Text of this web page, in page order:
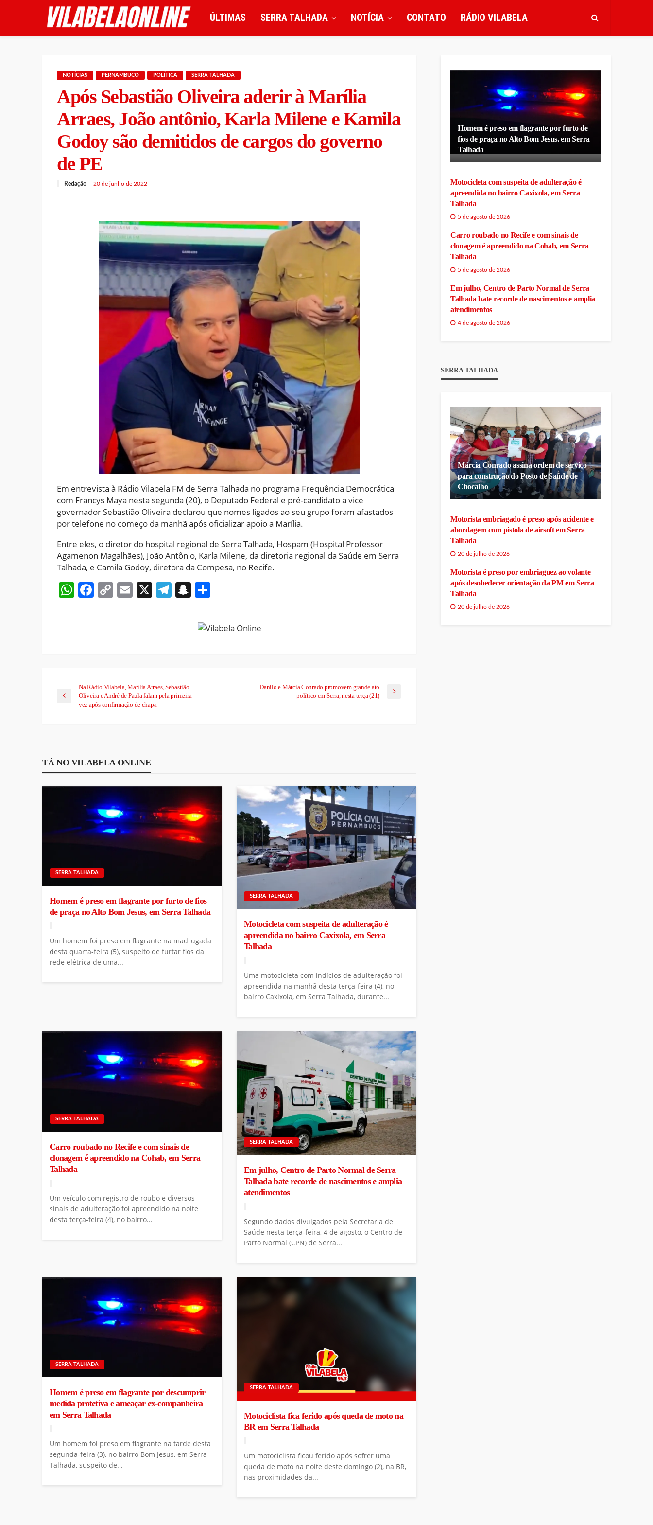
ÚLTIMAS SERRA TALHADA NOTÍCIA CONTATO RÁDIO VILABELA
NOTÍCIAS PERNAMBUCO POLÍTICA SERRA TALHADA
Após Sebastião Oliveira aderir à Marília
Arraes, João antônio, Karla Milene e Kamila
Godoy são demitidos de cargos do governo
de PE
Redação 20 de junho de 2022
Em entrevista à Rádio Vilabela FM de Serra Talhada no programa Frequência Democrática
com Francys Maya nesta segunda (20), o Deputado Federal e pré-candidato a vice
governador Sebastião Oliveira declarou que nomes ligados ao seu grupo foram afastados
por telefone no começo da manhã após oficializar apoio a Marília.
Entre eles, o diretor do hospital regional de Serra Talhada, Hospam (Hospital Professor
Agamenon Magalhães), João Antônio, Karla Milene, da diretoria regional da Saúde em Serra
Talhada, e Camila Godoy, diretora da Compesa, no Recife.
WhatsApp
Facebook
CopyEmail
X Telegram
Snapchat
Na Rádio Vilabela, Marília Arraes, Sebastião
Oliveira e André de Paula falam pela primeira
vez após confirmação de chapa
Danilo e Márcia Conrado promovem grande ato
político em Serra, nesta terça (21)
TÁ NO VILABELA ONLINE
SERRA TALHADA
Homem é preso em flagrante por furto de fios
de praça no Alto Bom Jesus, em Serra Talhada
Um homem foi preso em flagrante na madrugada
desta quarta-feira (5), suspeito de furtar fios da
rede elétrica de uma...
SERRA TALHADA
Motocicleta com suspeita de adulteração é
apreendida no bairro Caxixola, em Serra
Talhada
Uma motocicleta com indícios de adulteração foi
apreendida na manhã desta terça-feira (4), no
bairro Caxixola, em Serra Talhada, durante...
SERRA TALHADA
Carro roubado no Recife e com sinais de
clonagem é apreendido na Cohab, em Serra
Talhada
Um veículo com registro de roubo e diversos
sinais de adulteração foi apreendido na noite
desta terça-feira (4), no bairro...
SERRA TALHADA
Em julho, Centro de Parto Normal de Serra
Talhada bate recorde de nascimentos e amplia
atendimentos
Segundo dados divulgados pela Secretaria de
Saúde nesta terça-feira, 4 de agosto, o Centro de
Parto Normal (CPN) de Serra...
SERRA TALHADA
Homem é preso em flagrante por descumprir
medida protetiva e ameaçar ex-companheira
em Serra Talhada
Um homem foi preso em flagrante na tarde desta
segunda-feira (3), no bairro Bom Jesus, em Serra
Talhada, suspeito de...
SERRA TALHADA
Motociclista fica ferido após queda de moto na
BR em Serra Talhada
Um motociclista ficou ferido após sofrer uma
queda de moto na noite deste domingo (2), na BR,
nas proximidades da...
Homem é preso em flagrante por furto de
fios de praça no Alto Bom Jesus, em Serra
Talhada
Motocicleta com suspeita de adulteração é
apreendida no bairro Caxixola, em Serra
Talhada
5 de agosto de 2026
Carro roubado no Recife e com sinais de
clonagem é apreendido na Cohab, em Serra
Talhada
5 de agosto de 2026
Em julho, Centro de Parto Normal de Serra
Talhada bate recorde de nascimentos e amplia
atendimentos
4 de agosto de 2026
SERRA TALHADA
Márcia Conrado assina ordem de serviço
para construção do Posto de Saúde de
Chocalho
Motorista embriagado é preso após acidente e
abordagem com pistola de airsoft em Serra
Talhada
20 de julho de 2026
Motorista é preso por embriaguez ao volante
após desobedecer orientação da PM em Serra
Talhada
20 de julho de 2026